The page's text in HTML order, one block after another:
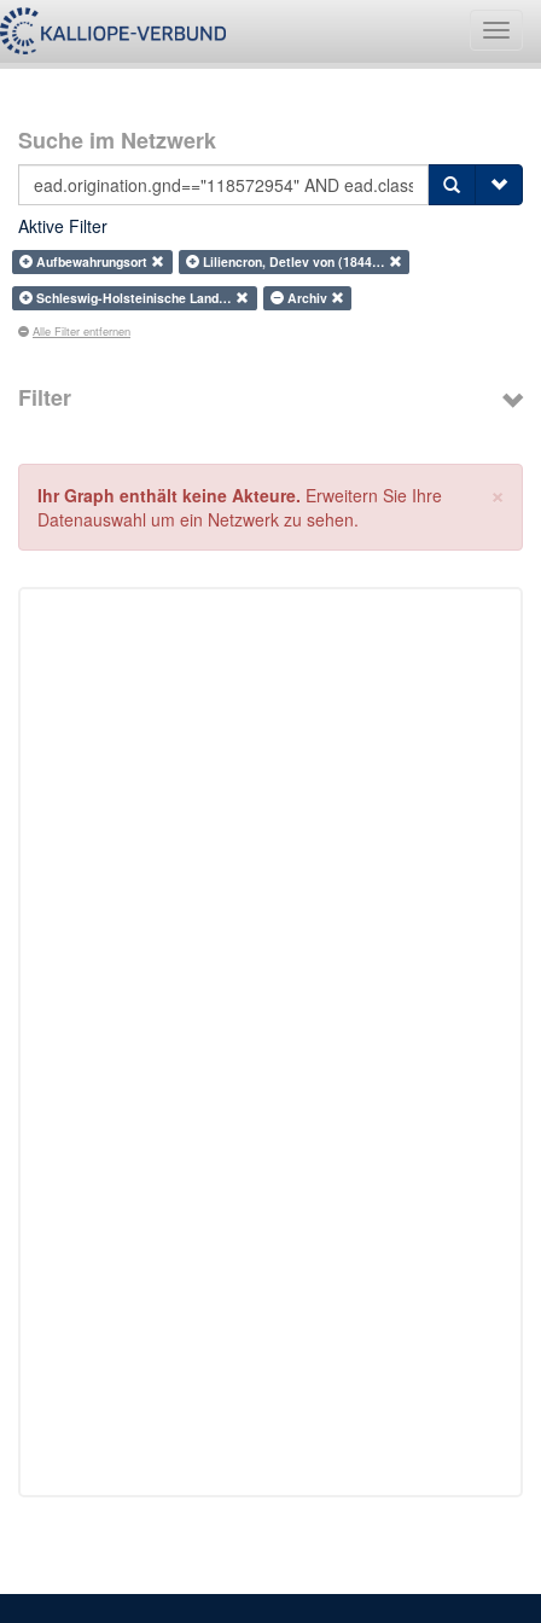
Suche im Netzwerk
Aktive Filter
Aufbewahrungsort
Liliencron, Detlev von (1844…
Schleswig-Holsteinische Land…
Archiv
Alle Filter entfernen
Filter
×
Ihr Graph enthält keine Akteure. Erweitern Sie Ihre
Datenauswahl um ein Netzwerk zu sehen.